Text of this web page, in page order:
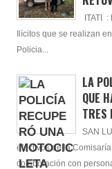
ITATI
Ilícitos que se realizan
Policia...
LA
QUE
TRES
SAN
efectivos de la
colaboración con